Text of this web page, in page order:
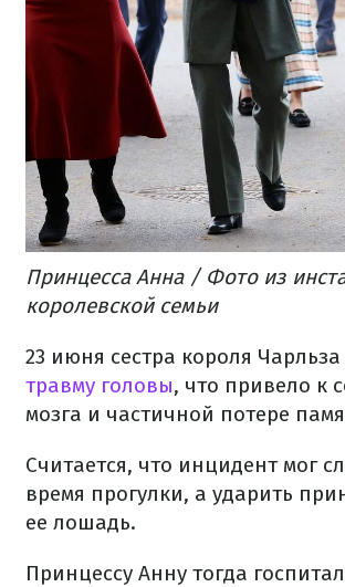
Принцесса Анна / Фото из
королевской семьи
23 июня сестра короля
травму головы, что привело к
мозга и частичной потере
Считается, что инцидент мог
время прогулки, а ударить
ее лошадь.
Принцессу Анну тогда